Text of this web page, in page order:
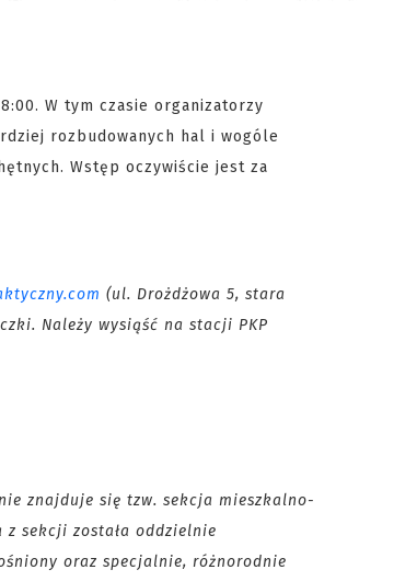
W tym czasie organizatorzy
rozbudowanych hal i wogóle
Wstęp oczywiście jest za
(ul. Drożdżowa 5, stara
Należy wysiąść na stacji PKP
znajduje się tzw. sekcja mieszkalno-
z sekcji została oddzielnie
oraz specjalnie, różnorodnie